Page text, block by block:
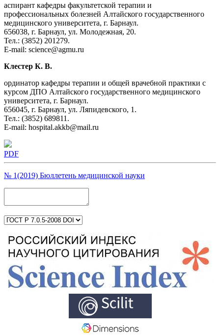
аспирант кафедры факультетской терапии и
профессиональных болезней Алтайского государственного
медицинского университета, г. Барнаул.
656038, г. Барнаул, ул. Молодежная, 20.
Тел.: (3852) 201279.
E-mail: science@agmu.ru
Клестер К. В.
ординатор кафедры терапии и общей врачебной практики с
курсом ДПО Алтайского государственного медицинского
университета, г. Барнаул.
656045, г. Барнаул, ул. Ляпидевского, 1.
Тел.: (3852) 689811.
E-mail: hospital.akkb@mail.ru
PDF
№ 1(2019) Бюллетень медицинской науки